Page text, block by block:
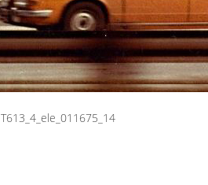
T613_4_ele_011675_14